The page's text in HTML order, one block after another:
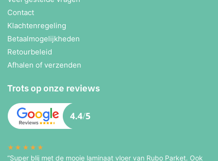
Contact
Klachtenregeling
Betaalmogelijkheden
Retourbeleid
Afhalen of verzenden
Trots op onze reviews
★★★★★
“Super blij met de mooie laminaat vloer van Rubo Parket. Ook